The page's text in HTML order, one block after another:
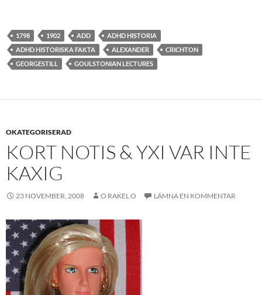
1798 1902 ADD
ADHD HISTORIA
ADHD HISTORISKA FAKTA
ALEXANDER
CRICHTON
GEORGESTILL
GOULSTONIAN LECTURES
OKATEGORISERAD
KORT NOTIS & YXI VAR INTE
KAXIG
23 NOVEMBER, 2008 O RAKEL O LÄMNA EN KOMMENTAR